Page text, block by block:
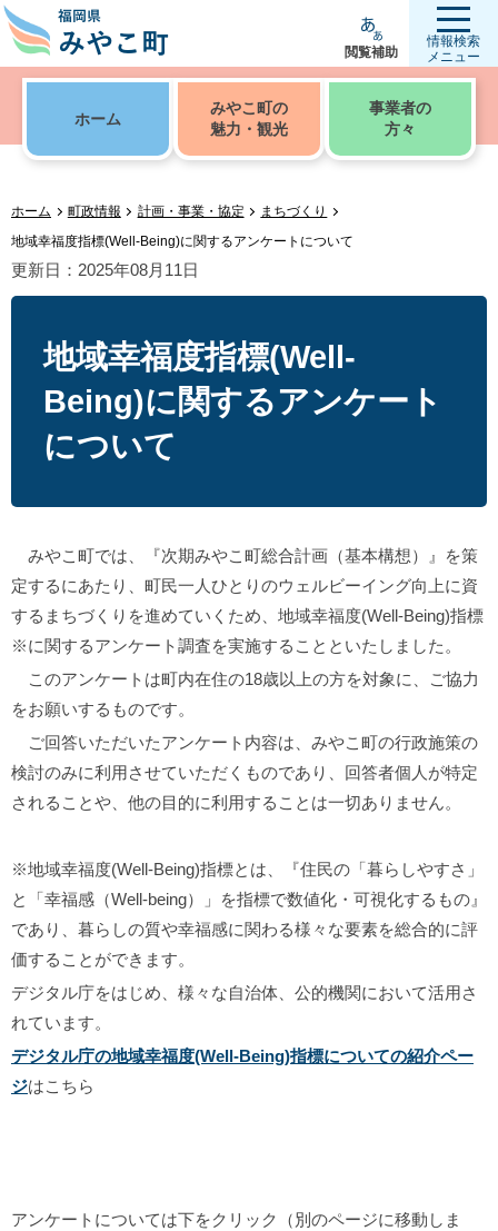
閲覧補助
情報検索
メニュー
ホーム
みやこ町の
魅力・観光
事業者の
方々
ホーム 町政情報 計画・事業・協定
まちづくり
地域幸福度指標(Well-Being)に関するアンケートについて
更新日：2025年08月11日
地域幸福度指標(Well-
Being)に関するアンケート
について
みやこ町では、『次期みやこ町総合計画（基本構想）』を策
定するにあたり、町民一人ひとりのウェルビーイング向上に資
するまちづくりを進めていくため、地域幸福度(Well-Being)指標
※に関するアンケート調査を実施することといたしました。
このアンケートは町内在住の18歳以上の方を対象に、ご協力
をお願いするものです。
ご回答いただいたアンケート内容は、みやこ町の行政施策の
検討のみに利用させていただくものであり、回答者個人が特定
されることや、他の目的に利用することは一切ありません。
※地域幸福度(Well-Being)指標とは、『住民の「暮らしやすさ」
と「幸福感（Well-being）」を指標で数値化・可視化するもの』
であり、暮らしの質や幸福感に関わる様々な要素を総合的に評
価することができます。
デジタル庁をはじめ、様々な自治体、公的機関において活用さ
れています。
デジタル庁の地域幸福度(Well-Being)指標についての紹介ペー
ジはこちら
アンケートについては下をクリック（別のページに移動しま